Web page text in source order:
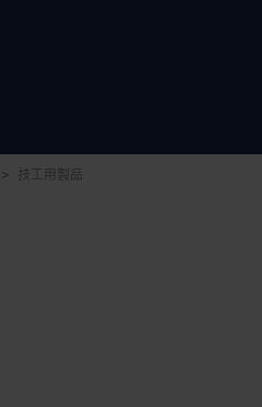
技工用製品